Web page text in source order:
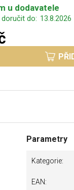
u dodavatele
13.8.2026
Parametry
Kategorie
EAN